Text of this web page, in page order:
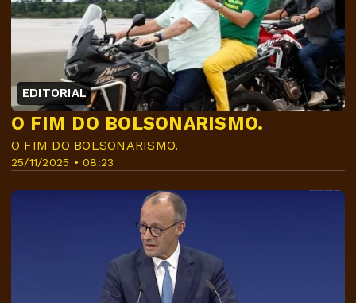
EDITORIAL
25/11/2025 • 08:23
O FIM DO BOLSONARISMO.
O FIM DO BOLSONARISMO.